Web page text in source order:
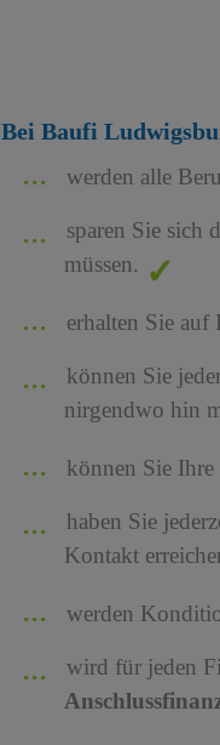
Bei Baufi
werden alle
sparen Sie sich
müssen.
erhalten Sie auf
können Sie
nirgendwo hin
können Sie
haben Sie
Kontakt
werden
wird für jeden